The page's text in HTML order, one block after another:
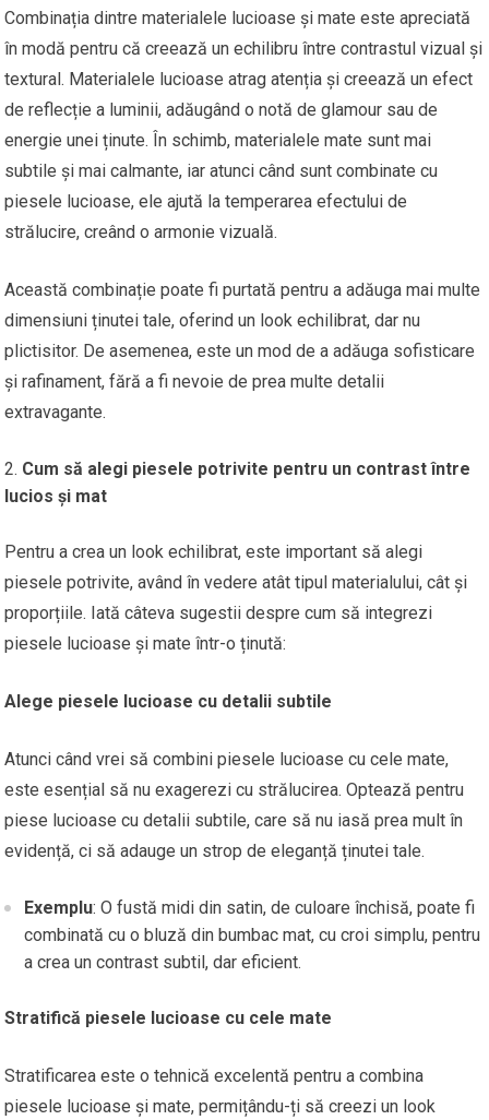
Combinația dintre materialele lucioase și mate este apreciată
în modă pentru că creează un echilibru între contrastul vizual și
textural. Materialele lucioase atrag atenția și creează un efect
de reflecție a luminii, adăugând o notă de glamour sau de
energie unei ținute. În schimb, materialele mate sunt mai
subtile și mai calmante, iar atunci când sunt combinate cu
piesele lucioase, ele ajută la temperarea efectului de
strălucire, creând o armonie vizuală.
Această combinație poate fi purtată pentru a adăuga mai multe
dimensiuni ținutei tale, oferind un look echilibrat, dar nu
plictisitor. De asemenea, este un mod de a adăuga sofisticare
și rafinament, fără a fi nevoie de prea multe detalii
extravagante.
Cum să alegi piesele potrivite pentru un contrast între
lucios și mat
Pentru a crea un look echilibrat, este important să alegi
piesele potrivite, având în vedere atât tipul materialului, cât și
proporțiile. Iată câteva sugestii despre cum să integrezi
piesele lucioase și mate într-o ținută:
Alege piesele lucioase cu detalii subtile
Atunci când vrei să combini piesele lucioase cu cele mate,
este esențial să nu exagerezi cu strălucirea. Optează pentru
piese lucioase cu detalii subtile, care să nu iasă prea mult în
evidență, ci să adauge un strop de eleganță ținutei tale.
Exemplu: O fustă midi din satin, de culoare închisă, poate fi
combinată cu o bluză din bumbac mat, cu croi simplu, pentru
a crea un contrast subtil, dar eficient.
Stratifică piesele lucioase cu cele mate
Stratificarea este o tehnică excelentă pentru a combina
piesele lucioase și mate, permițându-ți să creezi un look